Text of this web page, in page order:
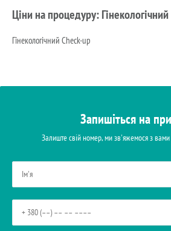
Ціни на процедуру:
Гінекологічний Check-up
Запишіться на
Залиште свій номер, ми зв'яжемося з